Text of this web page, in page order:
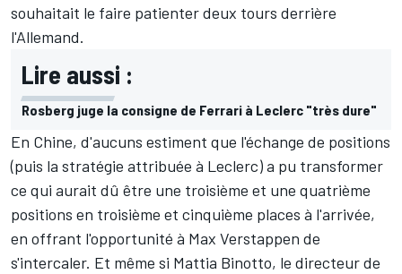
souhaitait le faire patienter deux tours derrière
l'Allemand.
Lire aussi :
Rosberg juge la consigne de Ferrari à Leclerc "très dure"
En Chine, d'aucuns estiment que l'échange de positions
(puis la stratégie attribuée à Leclerc) a pu transformer
ce qui aurait dû être une troisième et une quatrième
positions en troisième et cinquième places à l'arrivée,
en offrant l'opportunité à Max Verstappen de
s'intercaler. Et même si Mattia Binotto, le directeur de